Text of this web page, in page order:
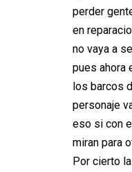
perder
en
no vaya a
pues ahora
los barcos
personaje
eso si con
miran para
Por cierto